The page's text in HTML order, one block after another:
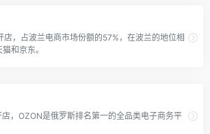
店，占波兰电商市场份额的57%，在波兰的地位相
和京东。
，OZON是俄罗斯排名第一的全品类电子商务平